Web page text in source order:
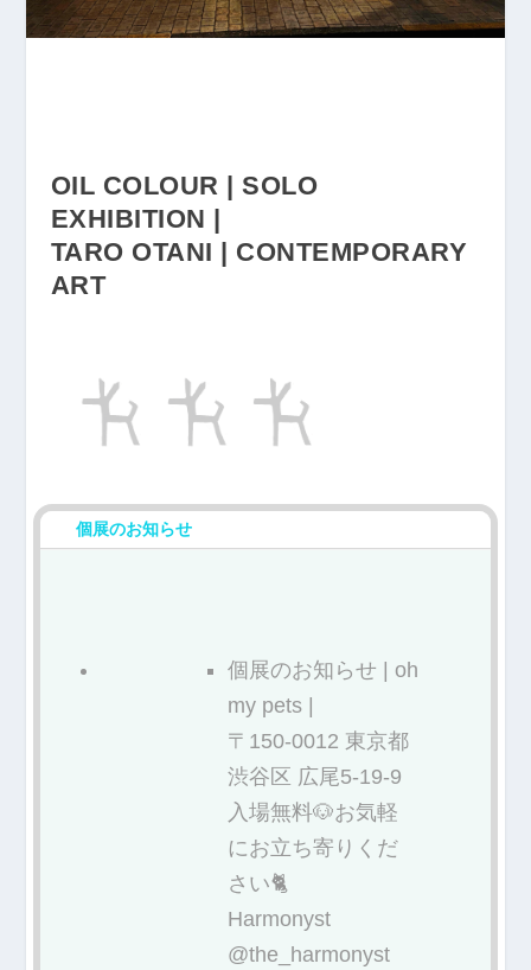
OIL COLOUR | SOLO
EXHIBITION |
TARO OTANI | CONTEMPORARY
ART
個展のお知らせ
個展のお知らせ | oh
my pets |
〒150-0012 東京都
渋谷区 広尾5-19-9
入場無料🐶お気軽
にお立ち寄りくだ
さい🐈
Harmonyst
@the_harmonyst